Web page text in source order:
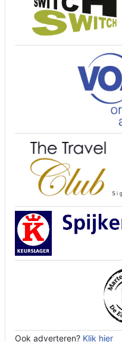
Ook adverteren? Klik hier